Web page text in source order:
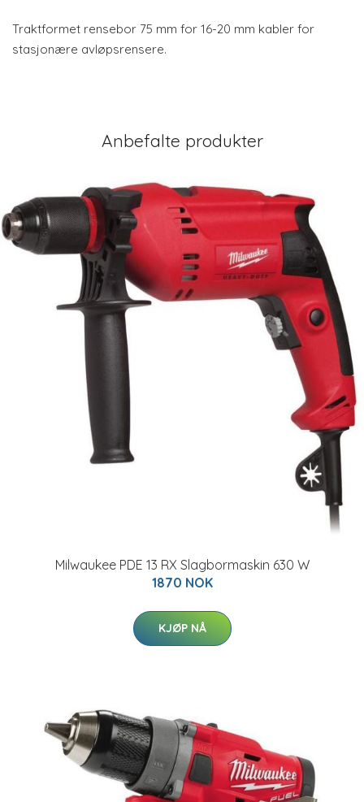
Traktformet rensebor 75 mm for 16-20 mm kabler for
stasjonære avløpsrensere.
Anbefalte produkter
Milwaukee PDE 13 RX Slagbormaskin 630 W
1870 NOK
KJØP NÅ